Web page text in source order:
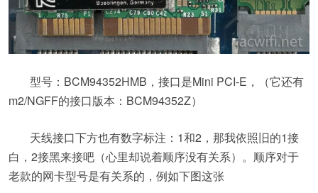
型号：BCM94352HMB，接口是Mini PCI-E，（它还有
m2/NGFF的接口版本：BCM94352Z）
天线接口下方也有数字标注：1和2，那我依照旧的1接
白，2接黑来接吧（心里却说着顺序没有关系）。顺序对于
老款的网卡型号是有关系的，例如下图这张